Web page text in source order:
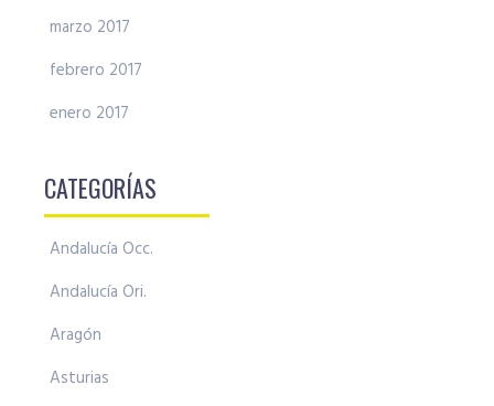
marzo 2017
febrero 2017
enero 2017
CATEGORÍAS
Andalucía Occ.
Andalucía Ori.
Aragón
Asturias